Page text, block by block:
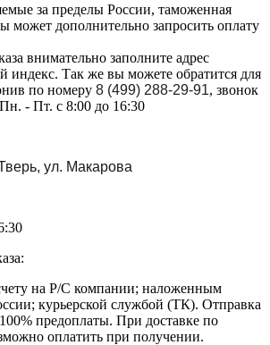
за пределы России, таможенная
может дополнительно запросить оплату
внимательно заполните адрес
индекс. Так же вы можете обратится для
по номеру 8 (499) 288-29-91, звонок
- Пт. с 8:00 до 16:30
ул. Макарова
на Р/С компании; наложенным
курьерской службой (ТК). Отправка
100% предоплаты. При доставке по
оплатить при получении.